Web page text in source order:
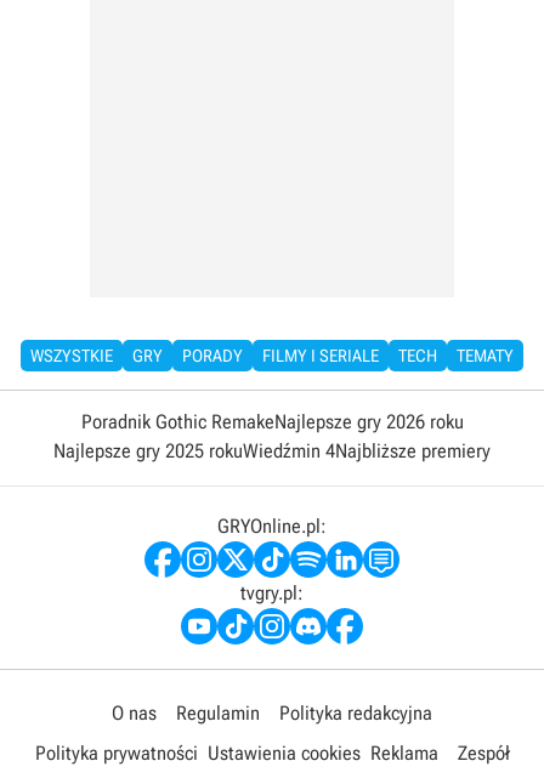
WSZYSTKIE GRY PORADY FILMY I SERIALE TECH TEMATY
Poradnik Gothic RemakeNajlepsze gry 2026 roku
Najlepsze gry 2025 rokuWiedźmin 4Najbliższe premiery
GRYOnline.pl:
tvgry.pl:
O nas Regulamin
Polityka redakcyjna
Polityka prywatności Ustawienia cookies Reklama Zespół